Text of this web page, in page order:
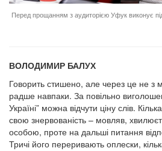
Перед прощанням з аудиторією Уфук виконує
ВОЛОДИМИР БАЛУХ
Говорить стишено, але через це не з
радше навпаки. За повільно
Україні” можна відчути ціну слів.
свою знервованість – мовляв,
особою, проте на дальші питання
Тричі його переривають оплески,